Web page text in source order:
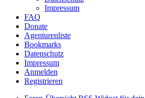
Impressum
FAQ
Donate
Agenturenliste
Bookmarks
Datenschutz
Impressum
Anmelden
Registrieren